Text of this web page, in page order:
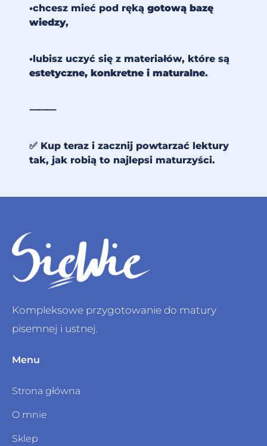
•chcesz mieć pod ręką gotową bazę
wiedzy,
•lubisz uczyć się z materiałów, które są
estetyczne, konkretne i maturalne.
⸻
✅ Kup teraz i zacznij powtarzać lektury
tak, jak robią to najlepsi maturzyści.
Kompleksowe przygotowanie do matury
pisemnej i ustnej.
Menu
Strona główna
O mnie
Sklep